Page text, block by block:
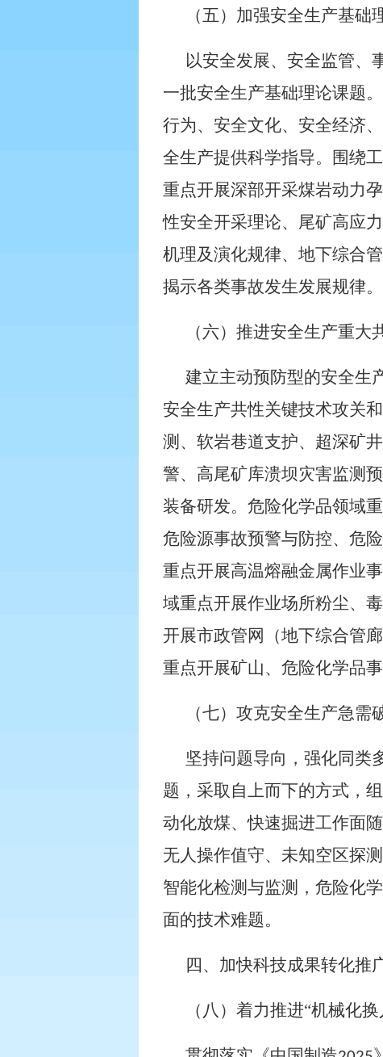
（五）加强安全生产基础
以安全发展、安全监管、
一批安全生产基础理论课题
行为、安全文化、安全经济
全生产提供科学指导。围绕
重点开展深部开采煤岩动力
性安全开采理论、尾矿高应
机理及演化规律、地下综合
揭示各类事故发生发展规律。
（六）推进安全生产重大
建立主动预防型的安全生
安全生产共性关键技术攻关
测、软岩巷道支护、超深矿
警、高尾矿库溃坝灾害监测
装备研发。危险化学品领域
危险源事故预警与防控、危
重点开展高温熔融金属作业
域重点开展作业场所粉尘、
开展市政管网（地下综合管
重点开展矿山、危险化学品
（七）攻克安全生产急需
坚持问题导向，强化同类
题，采取自上而下的方式，
动化放煤、快速掘进工作面
无人操作值守、未知空区探
智能化检测与监测，危险化
面的技术难题。
四、加快科技成果转化推
（八）着力推进“机械化